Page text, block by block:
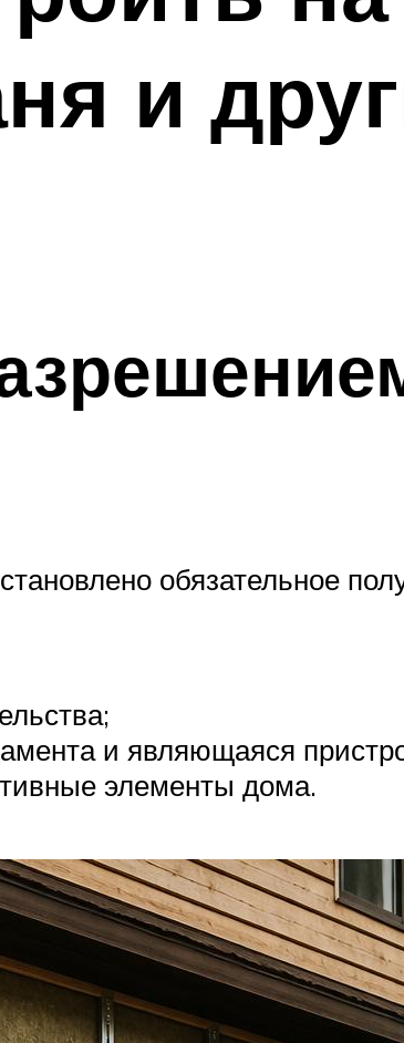
и
обязательное
и являющаяся
элементы дома.